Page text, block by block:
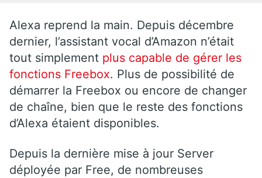
Alexa reprend la main. Depuis décembre
dernier, l’assistant vocal d’Amazon n’était
tout simplement plus capable de gérer les
fonctions Freebox. Plus de possibilité de
démarrer la Freebox ou encore de changer
de chaîne, bien que le reste des fonctions
d’Alexa étaient disponibles.
Depuis la dernière mise à jour Server
déployée par Free, de nombreuses